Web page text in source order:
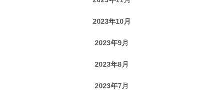
2023年10月
2023年9月
2023年8月
2023年7月